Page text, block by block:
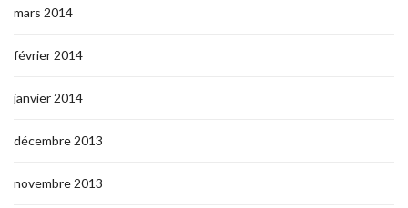
mars 2014
février 2014
janvier 2014
décembre 2013
novembre 2013